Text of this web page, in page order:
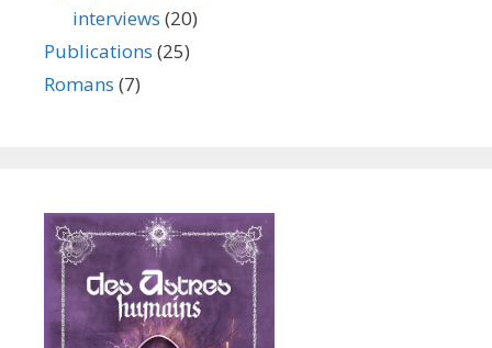
interviews (20)
Publications (25)
Romans (7)